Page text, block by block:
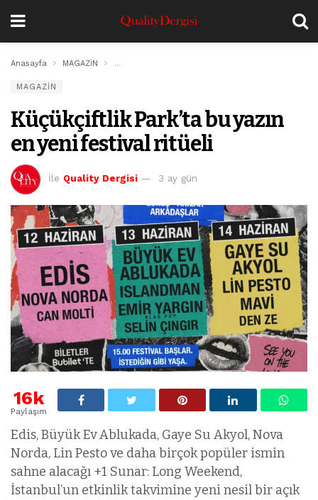
Anasayfa MAGAZİN Küçükçiftlik Park’ta bu yazın en yeni festival ritüeli
MAGAZİN
Küçükçiftlik Park’ta bu yazın
en yeni festival ritüeli
İle Quality Dergisi 3 ay gün
16k
Paylaşım
Edis, Büyük Ev Ablukada, Gaye Su Akyol, Nova
Norda, Lin Pesto ve daha birçok popüler ismin
sahne alacağı +1 Sunar: Long Weekend,
İstanbul’un etkinlik takvimine yeni nesil bir açık